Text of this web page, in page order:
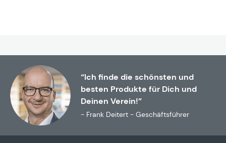
“Ich finde die schönsten und
besten Produkte für Dich und
Deinen Verein!”
- Frank Deitert - Geschäftsführer